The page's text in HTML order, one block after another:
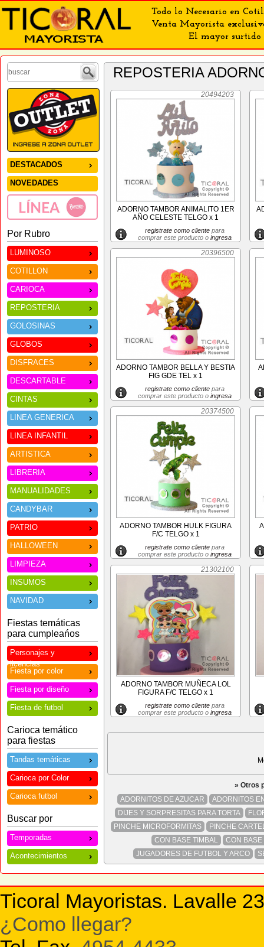
Todo lo Necesario en
Venta Mayorista
El mayor surtido
DESTACADOS
NOVEDADES
Por Rubro
LUMINOSO
COTILLON
CARIOCA
REPOSTERIA
GOLOSINAS
GLOBOS
DISFRACES
DESCARTABLE
CINTAS
LINEA GENERICA
LINEA INFANTIL
ARTISTICA
LIBRERIA
MANUALIDADES
CANDYBAR
PATRIO
HALLOWEEN
LIMPIEZA
INSUMOS
NAVIDAD
Fiestas temáticas
para cumpleańos
Personajes y
licencias
Fiesta por color
Fiesta por diseño
Fiesta de futbol
Carioca temático
para fiestas
Tandas temáticas
Carioca por Color
Carioca futbol
Buscar por
Temporadas
Acontecimientos
REPOSTERIA
20494203
ADORNO TAMBOR ANIMALITO 1ER
AÑO CELESTE TELGO x 1
registrate como clientepara
comprar este producto o ingresa
20396500
ADORNO TAMBOR BELLA Y BESTIA
FIG GDE TEL x 1
registrate como clientepara
comprar este producto o ingresa
20374500
ADORNO TAMBOR HULK FIGURA
F/C TELGO x 1
registrate como clientepara
comprar este producto o ingresa
21302100
ADORNO TAMBOR MUÑECA LOL
FIGURA F/C TELGO x 1
registrate como clientepara
comprar este producto o ingresa
» Otros
ADORNITOS DE AZUCAR
ADORNITOS
DIJES Y SORPRESITAS PARA TORTA
PINCHE MICROFORMITAS
PINCHE
CON BASE TIMBAL
CON BASE
JUGADORES DE FUTBOL Y ARCO
Ticoral Mayoristas. Lavalle
¿Como llegar?